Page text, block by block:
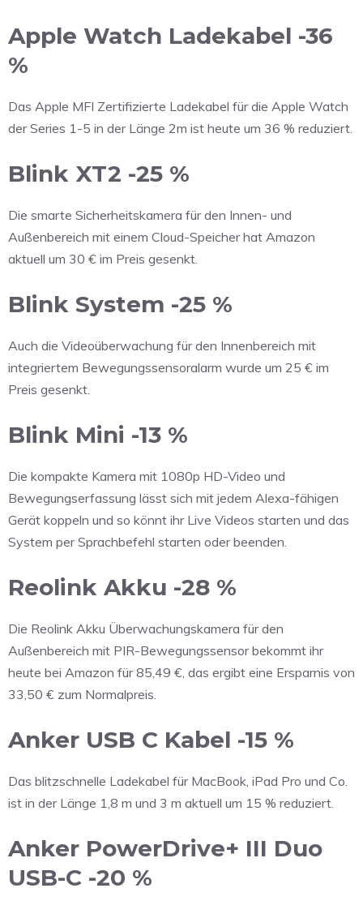
Apple Watch Ladekabel -36
%
Das Apple MFI Zertifizierte Ladekabel für die Apple Watch
der Series 1-5 in der Länge 2m ist heute um 36 % reduziert.
Blink XT2 -25 %
Die smarte Sicherheitskamera für den Innen- und
Außenbereich mit einem Cloud-Speicher hat Amazon
aktuell um 30 € im Preis gesenkt.
Blink System -25 %
Auch die Videoüberwachung für den Innenbereich mit
integriertem Bewegungssensoralarm wurde um 25 € im
Preis gesenkt.
Blink Mini -13 %
Die kompakte Kamera mit 1080p HD-Video und
Bewegungserfassung lässt sich mit jedem Alexa-fähigen
Gerät koppeln und so könnt ihr Live Videos starten und das
System per Sprachbefehl starten oder beenden.
Reolink Akku -28 %
Die Reolink Akku Überwachungskamera für den
Außenbereich mit PIR-Bewegungssensor bekommt ihr
heute bei Amazon für 85,49 €, das ergibt eine Ersparnis von
33,50 € zum Normalpreis.
Anker USB C Kabel -15 %
Das blitzschnelle Ladekabel für MacBook, iPad Pro und Co.
ist in der Länge 1,8 m und 3 m aktuell um 15 % reduziert.
Anker PowerDrive+ III Duo
USB-C -20 %